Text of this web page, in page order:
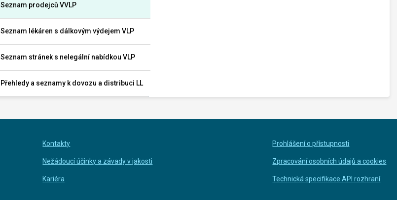
Seznam prodejců VVLP
Seznam lékáren s dálkovým výdejem VLP
Seznam stránek s nelegální nabídkou VLP
Přehledy a seznamy k dovozu a distribuci LL
Kontakty
Nežádoucí účinky a závady v jakosti
Kariéra
Prohlášení o přístupnosti
Zpracování osobních údajů a cookies
Technická specifikace API rozhraní